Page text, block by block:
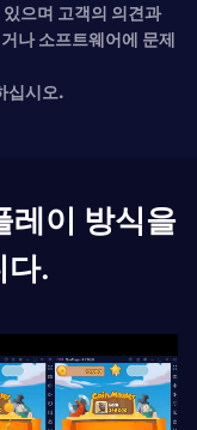
으며 고객의 의견과
나 소프트웨어에 문제
십시오.
레이 방식을
다.